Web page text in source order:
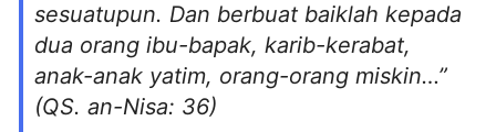
sesuatupun. Dan berbuat baiklah kepada
dua orang ibu-bapak, karib-kerabat,
anak-anak yatim, orang-orang miskin…”
(QS. an-Nisa: 36)